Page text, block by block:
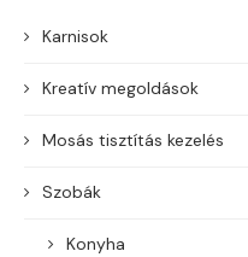
Karnisok
Kreatív megoldások
Mosás tisztítás kezelés
Szobák
Konyha